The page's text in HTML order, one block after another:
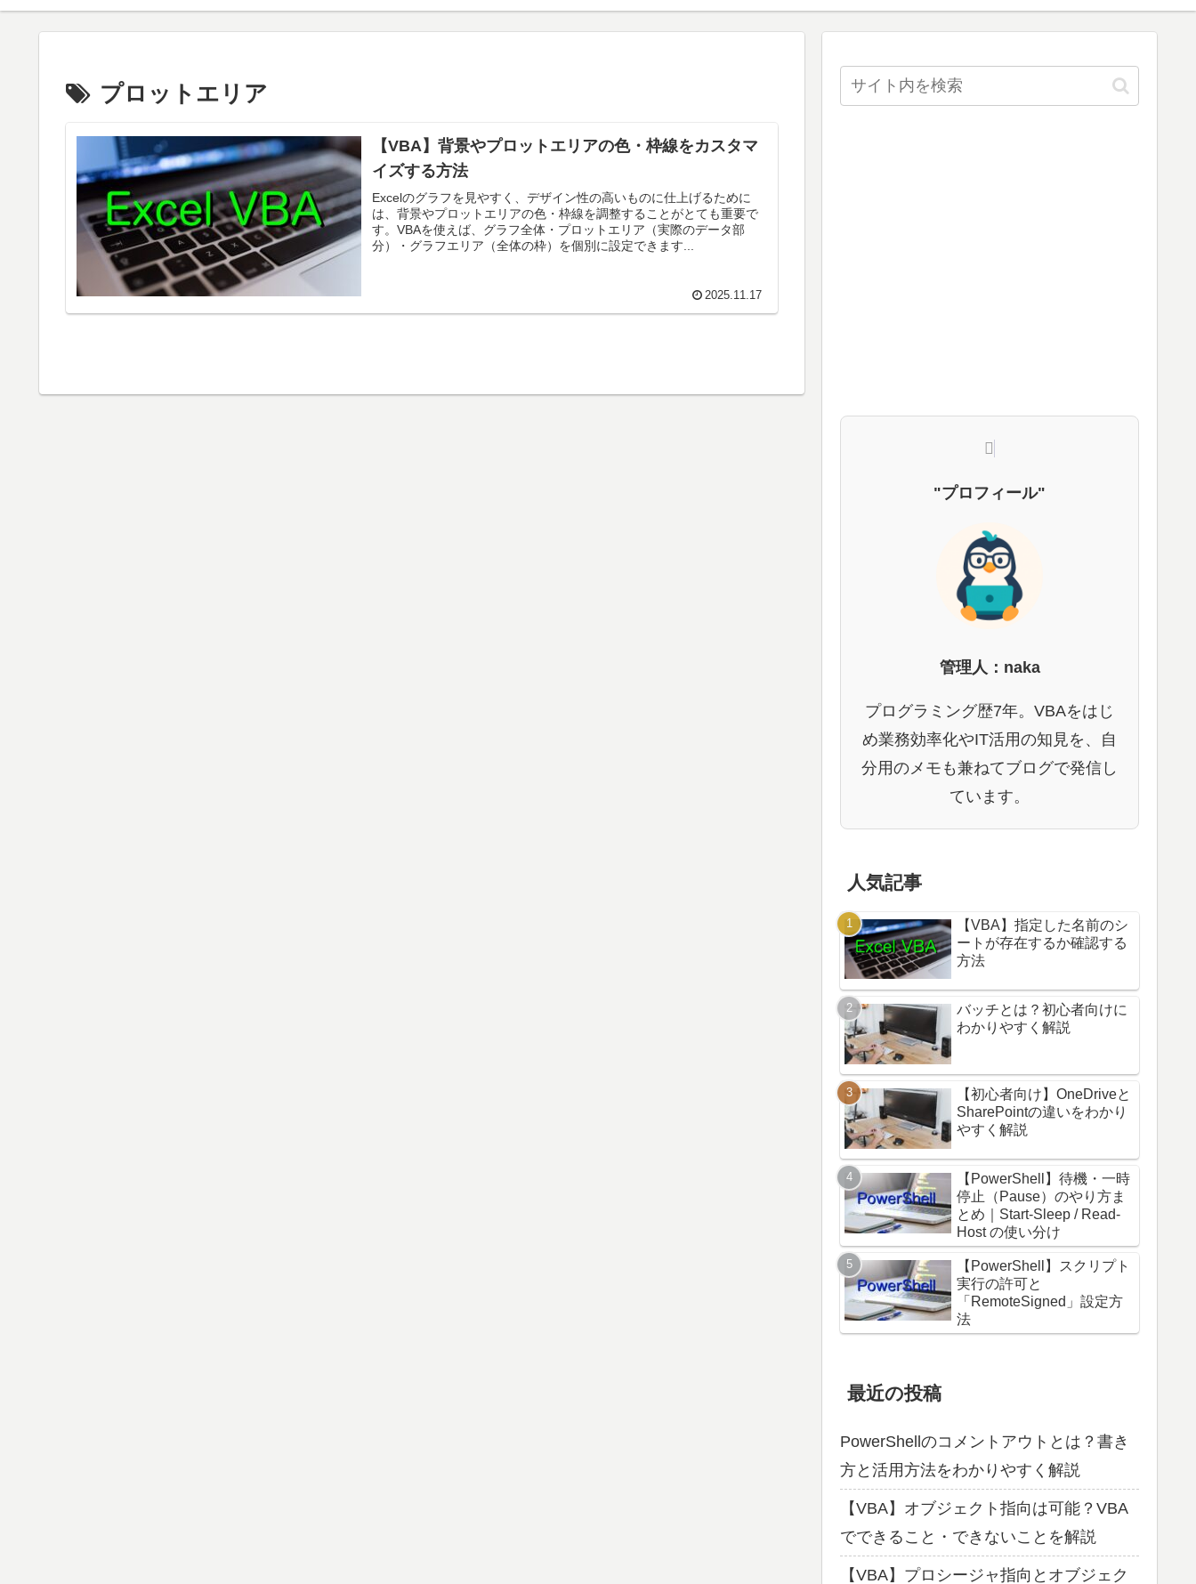
プロットエリア
【VBA】背景やプロットエリアの色・枠線をカスタマ
イズする方法
Excelのグラフを見やすく、デザイン性の高いものに仕上げるために
は、背景やプロットエリアの色・枠線を調整することがとても重要で
す。VBAを使えば、グラフ全体・プロットエリア（実際のデータ部
分）・グラフエリア（全体の枠）を個別に設定できます...
2025.11.17
"プロフィール"
管理人：naka
プログラミング歴7年。VBAをはじ
め業務効率化やIT活用の知見を、自
分用のメモも兼ねてブログで発信し
ています。
人気記事
【VBA】指定した名前のシ
ートが存在するか確認する
方法
バッチとは？初心者向けに
わかりやすく解説
【初心者向け】OneDriveと
SharePointの違いをわかり
やすく解説
【PowerShell】待機・一時
停止（Pause）のやり方ま
とめ｜Start-Sleep / Read-
Host の使い分け
【PowerShell】スクリプト
実行の許可と
「RemoteSigned」設定方
法
最近の投稿
PowerShellのコメントアウトとは？書き
方と活用方法をわかりやすく解説
【VBA】オブジェクト指向は可能？VBA
でできること・できないことを解説
【VBA】プロシージャ指向とオブジェク